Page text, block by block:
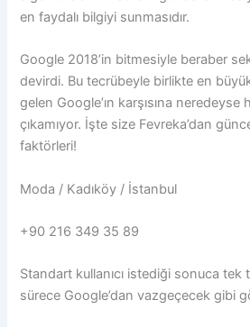
en faydalı bilgiyi sunmasıdır.
Google 2018’in bitmesiyle beraber
devirdi. Bu tecrübeyle birlikte en
gelen Google’ın karşısına
çıkamıyor. İşte size Fevreka’dan
faktörleri!
Moda / Kadıköy / İstanbul
+90 216 349 35 89
Standart kullanıcı istediği sonuca tek
sürece Google’dan vazgeçecek gibi